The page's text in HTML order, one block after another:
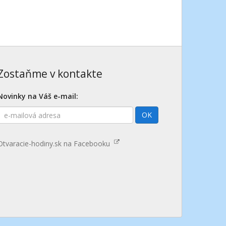
v kontakte
na Váš e-mail:
OK
hodiny.sk na Facebooku